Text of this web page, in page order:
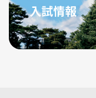
入試情報